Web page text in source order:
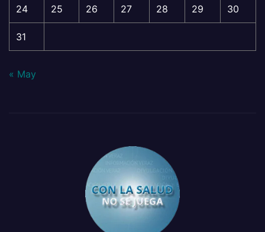
24 25 26 27 28 29 30
31
« May